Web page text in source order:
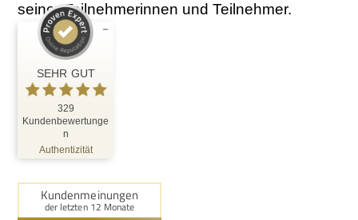
seiner Teilnehmerinnen und Teilnehmer.
SEHR GUT
329
Kundenbewertunge
n
Authentizität
Kundenbewertungen und Erfahrungen zu
Ralf Koschinski
SEHR GUT
4,86
/
5,00
272
57
Bewertungen von
anderen Quelle